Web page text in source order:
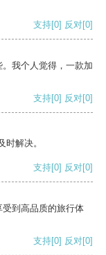
支持[0] 反对[0]
我个人觉得，一款加
支持[0] 反对[0]
解决。
支持[0] 反对[0]
到高品质的旅行体
支持[0] 反对[0]